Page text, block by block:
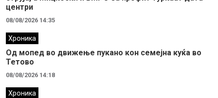
центри
08/08/2026 14:35
Хроника
Од мопед во движење пукано кон семејна куќа во
Тетово
08/08/2026 14:18
Хроника